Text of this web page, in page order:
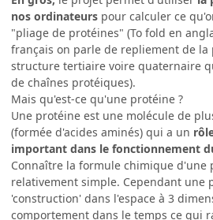
nos ordinateurs pour calculer ce
"pliage de protéines" (To fold en
français on parle de repliement de la
structure tertiaire voire quaternaire
de chaînes protéiques).
Mais qu'est-ce qu'une protéine ?
Une protéine est une molécule de
(formée d'acides aminés) qui a un
important dans le fonctionnement
Connaître la formule chimique d'une
relativement simple. Cependant une
'construction' dans l'espace à 3
comportement dans le temps ce qui